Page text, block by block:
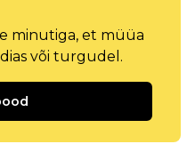
minutiga, et müüa
või turgudel.